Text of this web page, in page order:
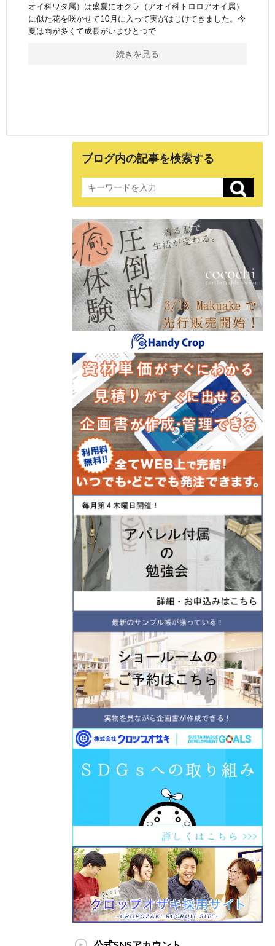
オイ科ワタ属）は盛夏にオクラ（アオイ科トロロアオイ属）
に似た花を咲かせて10月に入って実がはじけてきました。今
夏は雨が多くて成長がいまひとつで
続きを見る
ブログ内の記事を検索する